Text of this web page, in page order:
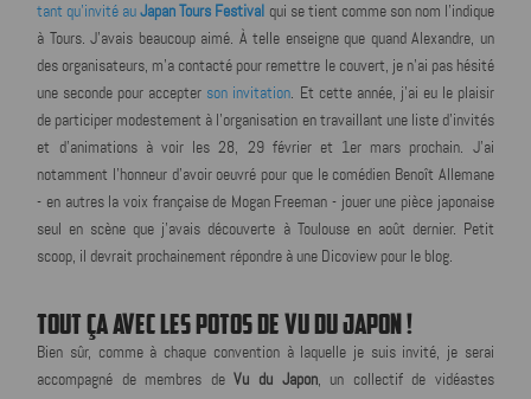
tant qu'invité auJapan Tours Festival qui se tient comme son nom l'indique
à Tours. J'avais beaucoup aimé. À telle enseigne que quand Alexandre, un
des organisateurs, m'a contacté pour remettre le couvert, je n'ai pas hésité
une seconde pour accepter son invitation. Et cette année, j'ai eu le plaisir
de participer modestement à l'organisation en travaillant une liste d'invités
et d'animations à voir les 28, 29 février et 1er mars prochain. J'ai
notamment l'honneur d'avoir oeuvré pour que le comédien Benoît Allemane
- en autres la voix française de Mogan Freeman - jouer une pièce japonaise
seul en scène que j'avais découverte à Toulouse en août dernier. Petit
scoop, il devrait prochainement répondre à une Dicoview pour le blog.
TOUT ÇA AVEC LES POTOS DE VU DU JAPON !
Bien sûr, comme à chaque convention à laquelle je suis invité, je serai
accompagné de membres deVu du Japon, un collectif de vidéastes